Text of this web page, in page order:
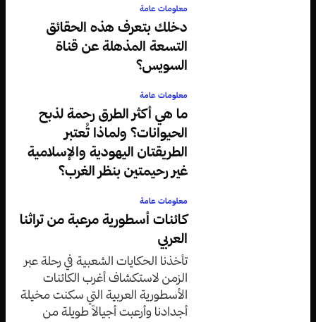
معلومات عامة
دخلك بتعرف هذه الحقائق
التسعة المذهلة عن قناة
السويس؟
معلومات عامة
ما هي أكثر الطرق رحمة لذبح
الحيوانات؟ ولماذا تُعتبر
الطريقتان اليهودية والإسلامية
غير رحيمتين بنظر الغرب؟
معلومات عامة
كائنات أسطورية مرعبة من تراثنا
العربي
تأخذنا الحكايات الشعبية في رحلة عبر
الزمن لاستكشاف أغرب الكائنات
الأسطورية العربية التي سكنت مخيلة
أجدادنا وأرعبت أجيالاً طويلة من